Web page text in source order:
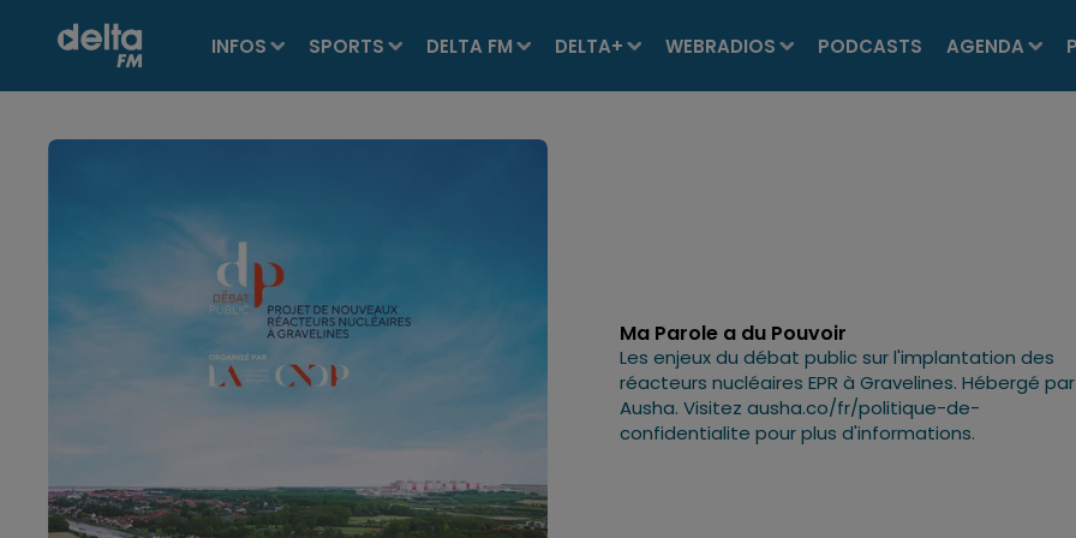
INFOS SPORTS DELTA FM DELTA+ WEBRADIOS PODCASTS AGENDA
Ma Parole a du Pouvoir
Les enjeux du débat public sur l'implantation des
réacteurs nucléaires EPR à Gravelines. Hébergé par
Ausha. Visitez ausha.co/fr/politique-de-
confidentialite pour plus d'informations.